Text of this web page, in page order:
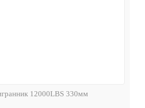
12000LBS 330мм